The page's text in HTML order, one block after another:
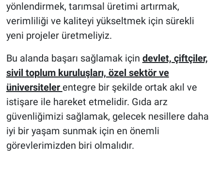
yönlendirmek, tarımsal üretimi artırmak,
verimliliği ve kaliteyi yükseltmek için sürekli
yeni projeler üretmeliyiz.
Bu alanda başarı sağlamak için devlet, çiftçiler,
sivil toplum kuruluşları, özel sektör ve
üniversiteler entegre bir şekilde ortak akıl ve
istişare ile hareket etmelidir. Gıda arz
güvenliğimizi sağlamak, gelecek nesillere daha
iyi bir yaşam sunmak için en önemli
görevlerimizden biri olmalıdır.